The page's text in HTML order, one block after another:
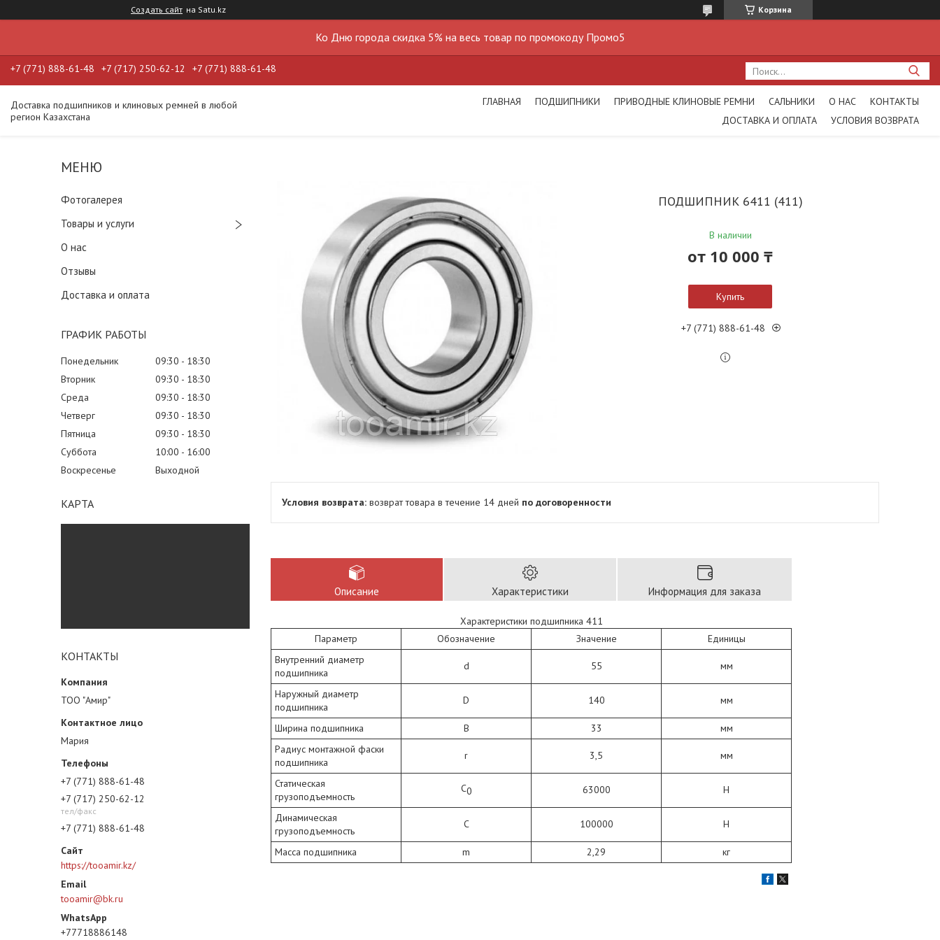
Создать сайт на Satu.kz Корзина
Ко Дню города скидка 5% на весь товар по промокоду Промо5
+7 (771) 888-61-48 +7 (717) 250-62-12 +7 (771) 888-61-48
Доставка подшипников и клиновых ремней в любой
регион Казахстана
ГЛАВНАЯ ПОДШИПНИКИ ПРИВОДНЫЕ КЛИНОВЫЕ РЕМНИ САЛЬНИКИ О НАС
КОНТАКТЫ
ДОСТАВКА И ОПЛАТА
УСЛОВИЯ ВОЗВРАТА
Фотогалерея
Товары и услуги
О нас
Отзывы
Доставка и оплата
ГРАФИК РАБОТЫ
Понедельник 09:30
18:30
Вторник
09:30
18:30
Среда
09:30
18:30
Четверг
09:30
18:30
Пятница
09:30
18:30
Суббота
10:00
16:00
Воскресенье
Выходной
КАРТА
КОНТАКТЫ
ТОО "Амир"
Мария
+7 (771) 888-61-48
+7 (717) 250-62-12
тел/факс
+7 (771) 888-61-48
https://tooamir.kz/
tooamir@bk.ru
+77718886148
ПОДШИПНИК 6411 (411)
В наличии
от 10 000 ₸
Купить
+7 (771) 888-61-48
возврат товара в течение 14 дней по договоренности
Описание Характеристики Информация для заказа
Характеристики подшипника 411
Параметр
Обозначение Значение
Единицы
Внутренний диаметр
подшипника
d 55 мм
Наружный диаметр
подшипника
D 140 мм
Ширина подшипника В 33
мм
Радиус монтажной фаски
подшипника
r 3,5 мм
Статическая
грузоподъемность
C0 63000 Н
Динамическая
грузоподъемность
C 100000 Н
Масса подшипника m 2,29 кг